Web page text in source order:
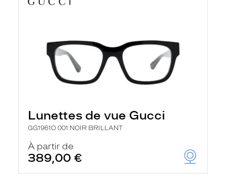
Lunettes de vue Gucci
GG1961O 001 NOIR BRILLANT
À partir de
389,00 €